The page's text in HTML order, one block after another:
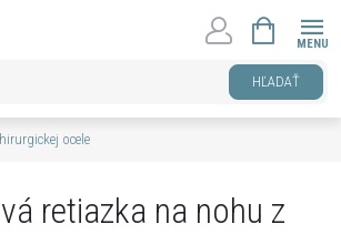
HĽADAŤ
KOŠÍK
ocele
retiazka na nohu z